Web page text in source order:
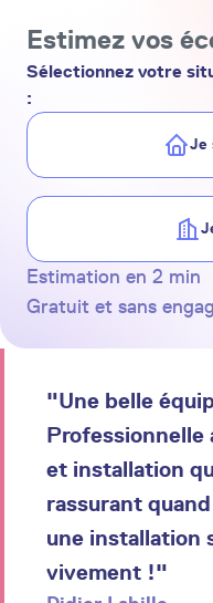
Estimez vos
Sélectionnez votre
:
Je
Estimation en 2 min
Gratuit et sans
"Une belle
Professionnelle
et installation
rassurant
une installation
vivement !"